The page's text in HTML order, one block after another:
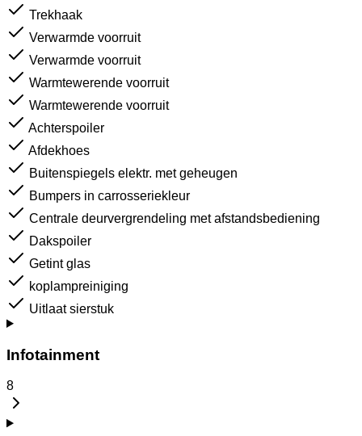
Trekhaak
Verwarmde voorruit
Verwarmde voorruit
Warmtewerende voorruit
Warmtewerende voorruit
Achterspoiler
Afdekhoes
Buitenspiegels elektr. met geheugen
Bumpers in carrosseriekleur
Centrale deurvergrendeling met afstandsbediening
Dakspoiler
Getint glas
koplampreiniging
Uitlaat sierstuk
Infotainment
8